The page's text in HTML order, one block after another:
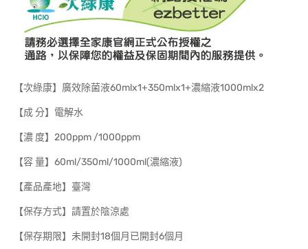
【次綠康】廣效除菌液60mlx1+350mlx1+濃縮液1000mlx2
【成 分】電解水
【濃 度】200ppm /1000ppm
【容 量】60ml/350ml/1000ml(濃縮液)
【產品產地】臺灣
【保存方式】請置於陰涼處
【保存期限】未開封18個月已開封6個月